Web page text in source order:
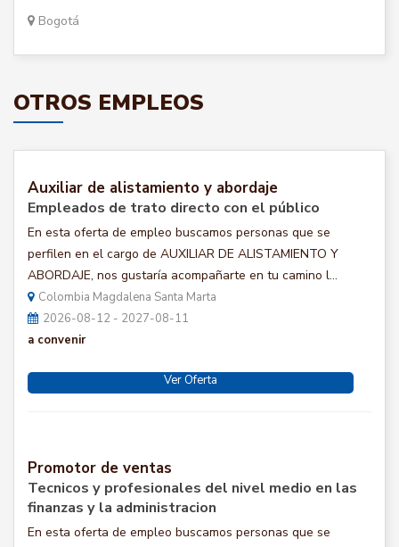
Bogotá
OTROS EMPLEOS
Auxiliar de alistamiento y abordaje
Empleados de trato directo con el público
En esta oferta de empleo buscamos personas que se
perfilen en el cargo de AUXILIAR DE ALISTAMIENTO Y
ABORDAJE, nos gustaría acompañarte en tu camino l...
Colombia Magdalena Santa Marta
2026-08-12 - 2027-08-11
a convenir
Ver Oferta
Promotor de ventas
Tecnicos y profesionales del nivel medio en las
finanzas y la administracion
En esta oferta de empleo buscamos personas que se